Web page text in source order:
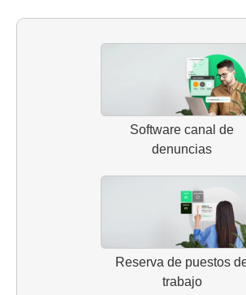
Software canal de
denuncias
Reserva de puestos
trabajo